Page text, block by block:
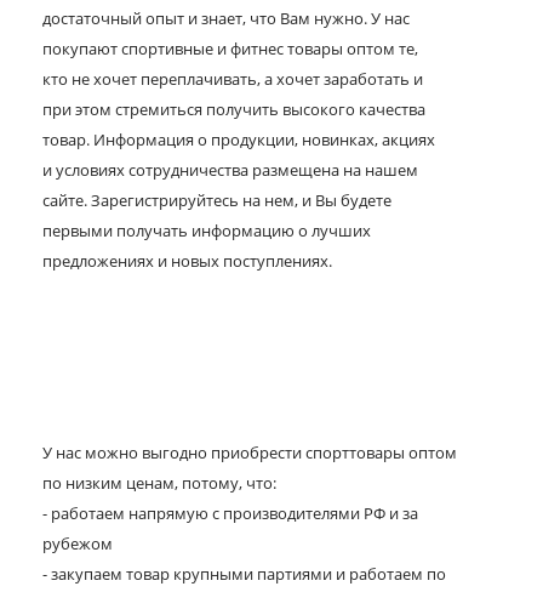
достаточный опыт и знает, что Вам нужно. У нас
покупают спортивные и фитнес товары оптом те,
кто не хочет переплачивать, а хочет заработать и
при этом стремиться получить высокого качества
товар. Информация о продукции, новинках, акциях
и условиях сотрудничества размещена на нашем
сайте. Зарегистрируйтесь на нем, и Вы будете
первыми получать информацию о лучших
предложениях и новых поступлениях.
У нас можно выгодно приобрести спорттовары оптом
по низким ценам, потому, что:
- работаем напрямую с производителями РФ и за
рубежом
- закупаем товар крупными партиями и работаем по